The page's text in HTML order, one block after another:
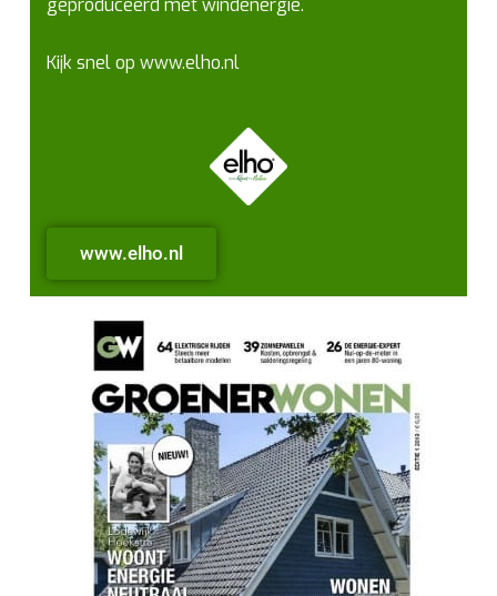
geproduceerd met windenergie.
Kijk snel op www.elho.nl
www.elho.nl